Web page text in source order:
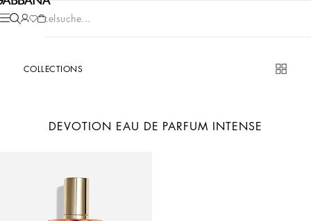
Artikelsuche...
COLLECTIONS
DEVOTION EAU DE PARFUM INTENSE